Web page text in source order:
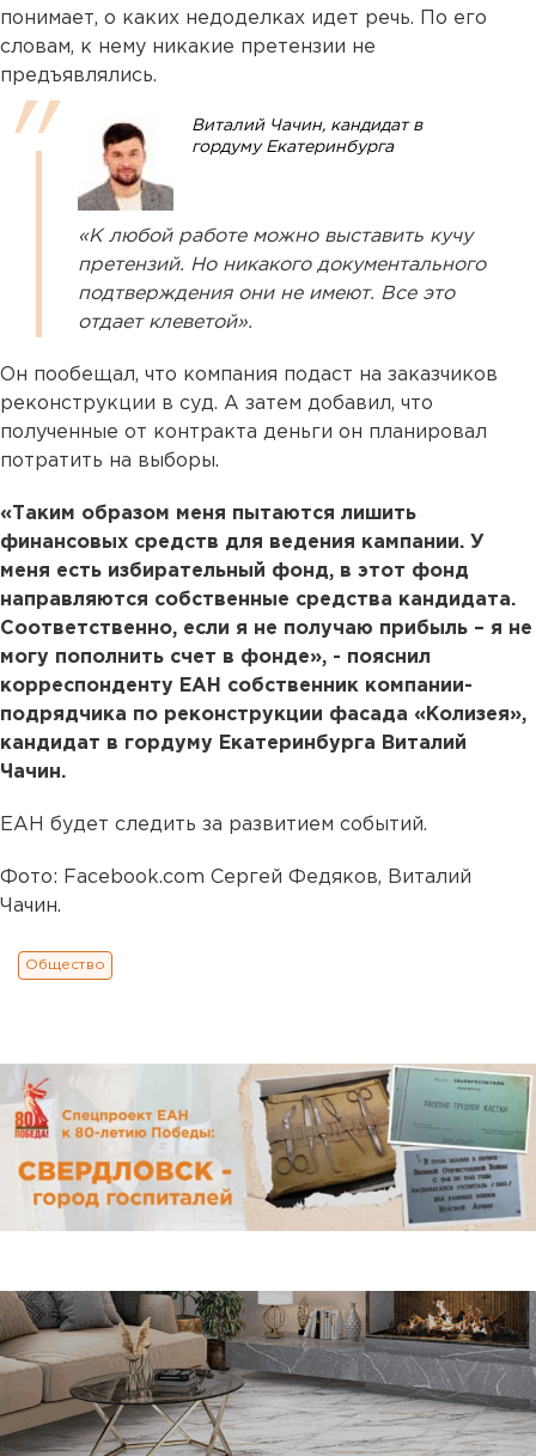
понимает, о каких недоделках идет речь. По его
словам, к нему никакие претензии не
предъявлялись.
Виталий Чачин, кандидат в
гордуму Екатеринбурга
«К любой работе можно выставить кучу
претензий. Но никакого документального
подтверждения они не имеют. Все это
отдает клеветой».
Он пообещал, что компания подаст на заказчиков
реконструкции в суд. А затем добавил, что
полученные от контракта деньги он планировал
потратить на выборы.
«Таким образом меня пытаются лишить
финансовых средств для ведения кампании. У
меня есть избирательный фонд, в этот фонд
направляются собственные средства кандидата.
Соответственно, если я не получаю прибыль – я не
могу пополнить счет в фонде», - пояснил
корреспонденту ЕАН собственник компании-
подрядчика по реконструкции фасада «Колизея»,
кандидат в гордуму Екатеринбурга Виталий
Чачин.
ЕАН будет следить за развитием событий.
Фото: Facebook.com Сергей Федяков, Виталий
Чачин.
Общество